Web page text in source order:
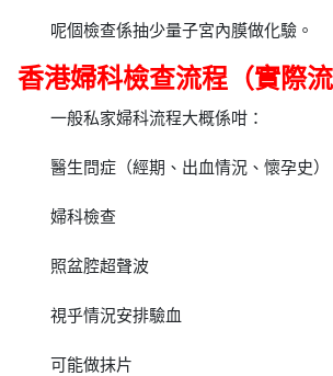
呢個檢查係抽少量子宮內膜做化驗。
香港婦科檢查流程（實際流
一般私家婦科流程大概係咁：
醫生問症（經期、出血情況、懷孕史）
婦科檢查
照盆腔超聲波
視乎情況安排驗血
可能做抹片